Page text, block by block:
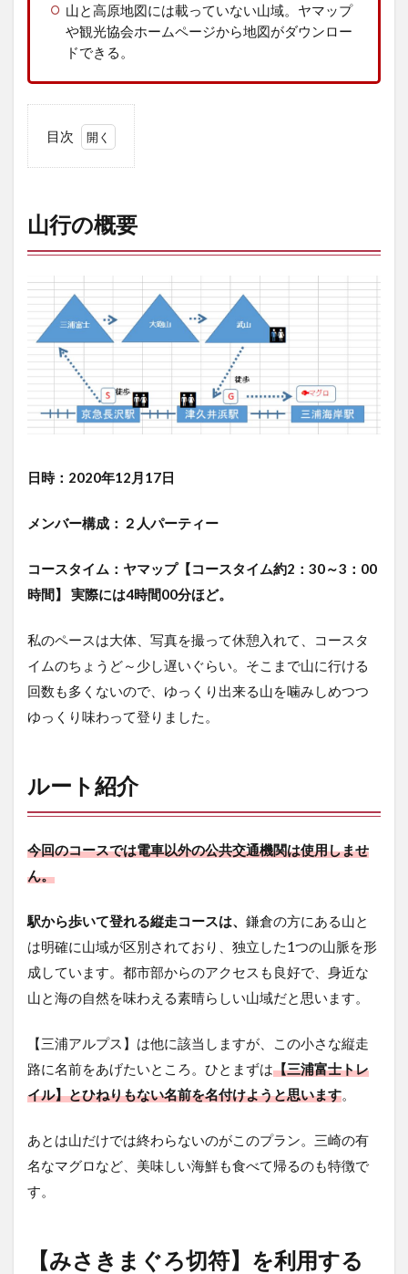
山と高原地図には載っていない山域。ヤマップ
や観光協会ホームページから地図がダウンロー
ドできる。
目次
の
概
要
2
ル
ー
ト
【み
さき
ろ切
符】
用す
4
公共
アク
セ
ス、
プラ
【品
山
の
額
回
の
影
材
7
縦
走
山
記
レ情
山行の概要
日時：2020年12月17日
メンバー構成：２人パーティー
コースタイム：ヤマップ【コースタイム約2：30～3：00
時間】 実際には4時間00分ほど。
私のペースは大体、写真を撮って休憩入れて、コースタ
イムのちょうど～少し遅いぐらい。そこまで山に行ける
回数も多くないので、ゆっくり出来る山を噛みしめつつ
ゆっくり味わって登りました。
ルート紹介
今回のコースでは電車以外の公共交通機関は使用しませ
ん。
駅から歩いて登れる縦走コースは、 鎌倉の方にある山と
は明確に山域が区別されており、独立した1つの山脈を形
成しています。都市部からのアクセスも良好で、身近な
山と海の自然を味わえる素晴らしい山域だと思います。
【三浦アルプス】は他に該当しますが、この小さな縦走
路に名前をあげたいところ。ひとまずは【三浦富士トレ
イル】とひねりもない名前を名付けようと思います。
あとは山だけでは終わらないのがこのプラン。三崎の有
名なマグロなど、美味しい海鮮も食べて帰るのも特徴で
す。
【みさきまぐろ切符】を利用する